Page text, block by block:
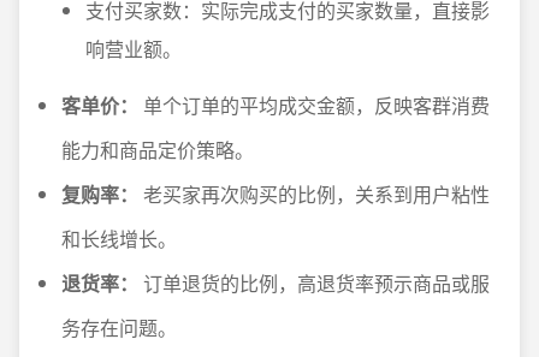
支付买家数：实际完成支付的买家数量，直接影
响营业额。
客单价：
单个订单的平均成交金额，反映客群消费
能力和商品定价策略。
复购率：
老买家再次购买的比例，关系到用户粘性
和长线增长。
退货率：
订单退货的比例，高退货率预示商品或服
务存在问题。